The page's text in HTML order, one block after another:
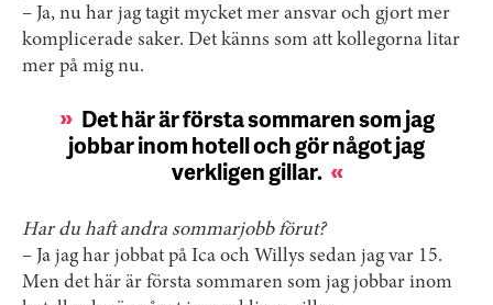
– Ja, nu har jag tagit mycket mer ansvar och gjort mer
komplicerade saker. Det känns som att kollegorna litar
mer på mig nu.
Det här är första sommaren som jag
jobbar inom hotell och gör något jag
verkligen gillar.
Har du haft andra sommarjobb förut?
– Ja jag har jobbat på Ica och Willys sedan jag var 15.
Men det här är första sommaren som jag jobbar inom